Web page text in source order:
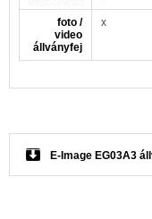
foto /
video
állványfej
x
E-Image EG03A3